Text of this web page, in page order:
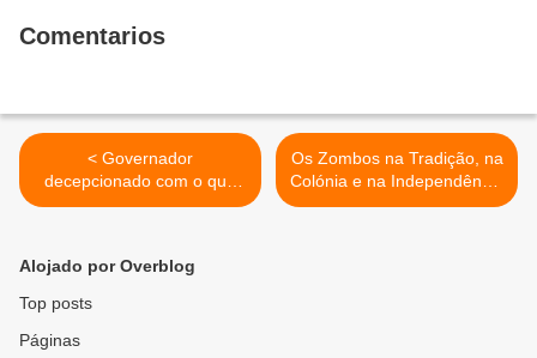
Comentarios
< Governador
decepcionado com o que
viu no hospital
Os Zombos na Tradição, na
Colónia e na Independência
(51) >
Alojado por Overblog
Top posts
Páginas